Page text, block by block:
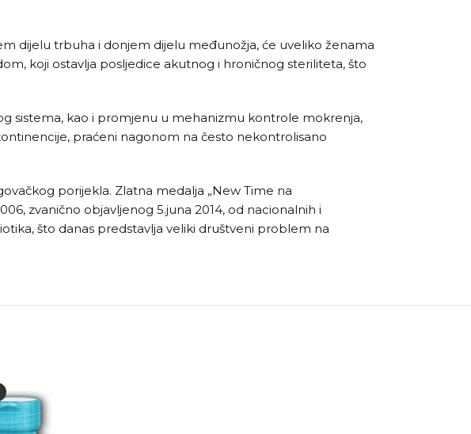
dijelu trbuha i donjem dijelu međunožja, će uveliko ženama
koji ostavlja posljedice akutnog i hroničnog steriliteta, što
sistema, kao i promjenu u mehanizmu kontrole mokrenja,
praćeni nagonom na često nekontrolisano
porijekla. Zlatna medalja „New Time na
zvanično objavljenog 5.juna 2014, od nacionalnih i
što danas predstavlja veliki društveni problem na